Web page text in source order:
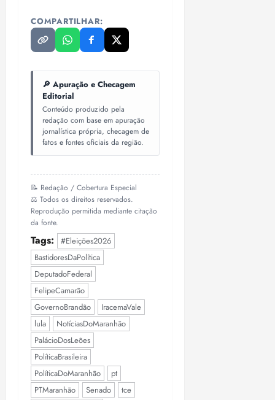
COMPARTILHAR:
🔎 Apuração e Checagem
Editorial
Conteúdo produzido pela
redação com base em apuração
jornalística própria, checagem de
fatos e fontes oficiais da região.
📝 Redação / Cobertura Especial
⚖️ Todos os direitos reservados.
Reprodução permitida mediante citação
da fonte.
Tags:
#Eleições2026
BastidoresDaPolítica
DeputadoFederal
FelipeCamarão
GovernoBrandão
IracemaVale
lula
NotíciasDoMaranhão
PalácioDosLeões
PolíticaBrasileira
PolíticaDoMaranhão
pt
PTMaranhão
Senado tce